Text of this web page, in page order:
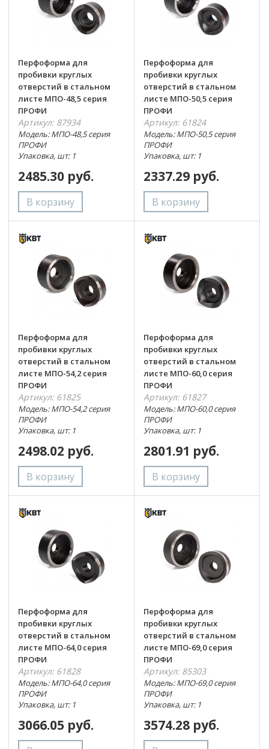
Перфоформа для
пробивки круглых
отверстий в стальном
листе МПО-48,5 серия
ПРОФИ
Артикул: 87934
Модель: МПО-48,5 серия
ПРОФИ
Упаковка, шт: 1
2485.30 руб.
Перфоформа для
пробивки круглых
отверстий в стальном
листе МПО-50,5 серия
ПРОФИ
Артикул: 61824
Модель: МПО-50,5 серия
ПРОФИ
Упаковка, шт: 1
2337.29 руб.
Перфоформа для
пробивки круглых
отверстий в стальном
листе МПО-54,2 серия
ПРОФИ
Артикул: 61825
Модель: МПО-54,2 серия
ПРОФИ
Упаковка, шт: 1
2498.02 руб.
Перфоформа для
пробивки круглых
отверстий в стальном
листе МПО-60,0 серия
ПРОФИ
Артикул: 61827
Модель: МПО-60,0 серия
ПРОФИ
Упаковка, шт: 1
2801.91 руб.
Перфоформа для
пробивки круглых
отверстий в стальном
листе МПО-64,0 серия
ПРОФИ
Артикул: 61828
Модель: МПО-64,0 серия
ПРОФИ
Упаковка, шт: 1
3066.05 руб.
Перфоформа для
пробивки круглых
отверстий в стальном
листе МПО-69,0 серия
ПРОФИ
Артикул: 85303
Модель: МПО-69,0 серия
ПРОФИ
Упаковка, шт: 1
3574.28 руб.